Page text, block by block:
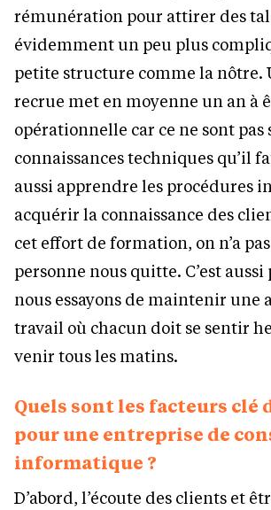
rémunération pour attirer des
évidemment un peu plus
petite structure comme la nôtre.
recrue met en moyenne un an à
opérationnelle car ce ne sont
connaissances techniques qu’il
aussi apprendre les procédures
acquérir la connaissance des
cet effort de formation, on n’a
personne nous quitte. C’est
nous essayons de maintenir une
travail où chacun doit se sentir
venir tous les matins.
Quels sont les facteurs clé
pour une entreprise de
informatique ?
D’abord, l’écoute des clients et